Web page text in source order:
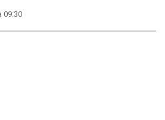
09:30